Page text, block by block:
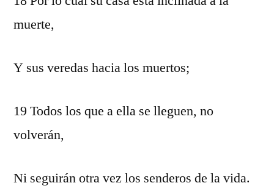
muerte,
Y sus veredas hacia los muertos;
19 Todos los que a ella se lleguen, no
volverán,
Ni seguirán otra vez los senderos de la vida.